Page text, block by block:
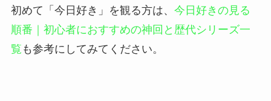
初めて「今日好き」を観る方は、 今日好きの見る
順番｜初心者におすすめの神回と歴代シリーズ一
覧 も参考にしてみてください。